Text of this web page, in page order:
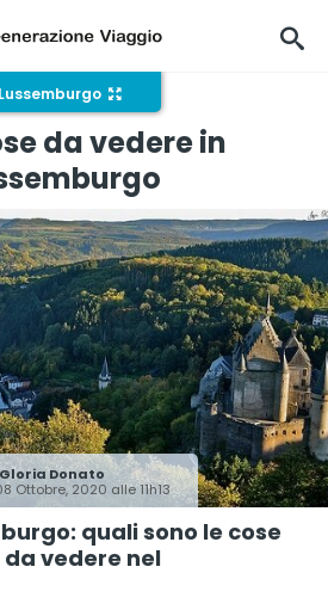
Lussemburgo
da vedere in
Gloria Donato
Ottobre, 2020 alle 11h13
quali sono le cose
vedere nel